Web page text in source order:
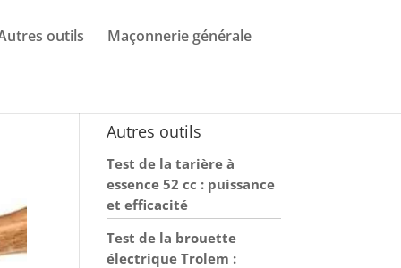
outils Maçonnerie générale
Autres outils
Test de la tarière à
essence 52 cc : puissance
et efficacité
Test de la brouette
électrique Trolem :